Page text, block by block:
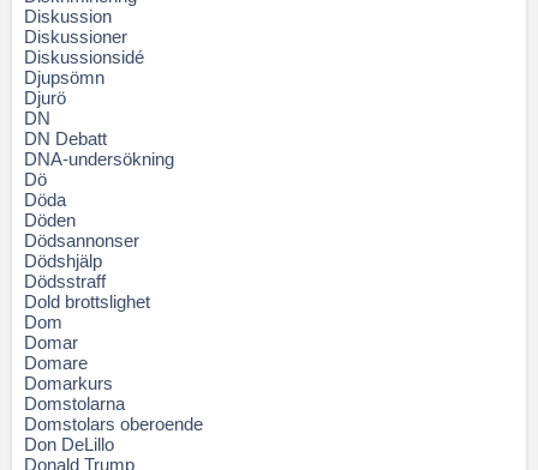
Diskussion
Diskussioner
Diskussionsidé
Djupsömn
Djurö
DN
DN Debatt
DNA-undersökning
Dö
Döda
Döden
Dödsannonser
Dödshjälp
Dödsstraff
Dold brottslighet
Dom
Domar
Domare
Domarkurs
Domstolarna
Domstolars oberoende
Don DeLillo
Donald Trump